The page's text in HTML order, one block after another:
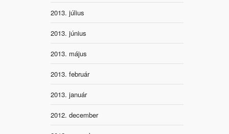
2013. július
2013. június
2013. május
2013. február
2013. január
2012. december